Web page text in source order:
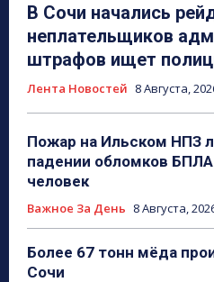
В Сочи начались
неплательщиков
штрафов ищет
Лента Новостей 8 Августа,
Пожар на Ильском НПЗ
падении обломков
человек
Важное За День 8 Августа,
Более 67 тонн мёда
Сочи